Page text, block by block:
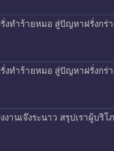
งทำร้ายหมอ สู่ปัญหาฝรั่งก
งทำร้ายหมอ สู่ปัญหาฝรั่งก
นเจ๊งระนาว สรุปเราผู้บริโ